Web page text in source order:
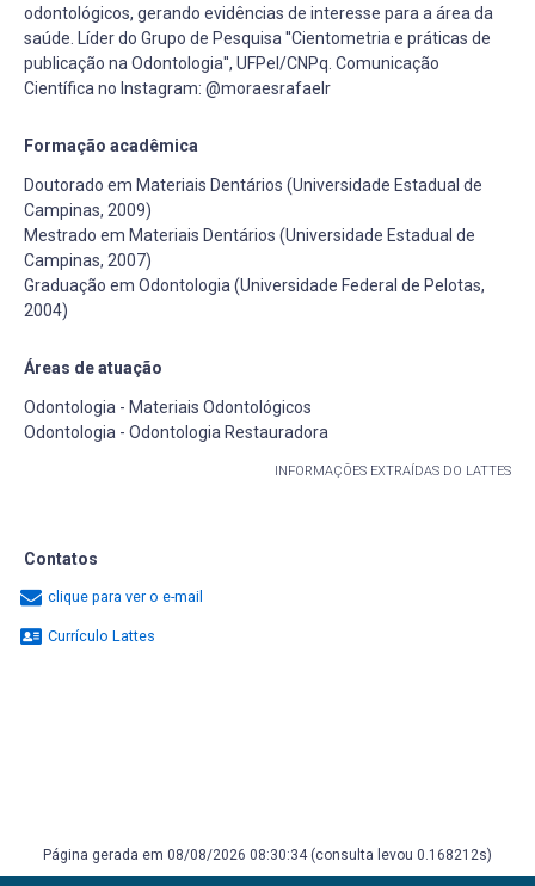
odontológicos, gerando evidências de interesse para a área da
saúde. Líder do Grupo de Pesquisa ''Cientometria e práticas de
publicação na Odontologia'', UFPel/CNPq. Comunicação
Científica no Instagram: @moraesrafaelr
Formação acadêmica
Doutorado em Materiais Dentários (Universidade Estadual de
Campinas, 2009)
Mestrado em Materiais Dentários (Universidade Estadual de
Campinas, 2007)
Graduação em Odontologia (Universidade Federal de Pelotas,
2004)
Áreas de atuação
Odontologia - Materiais Odontológicos
Odontologia - Odontologia Restauradora
INFORMAÇÕES EXTRAÍDAS DO LATTES
Contatos
clique para ver o e-mail
Currículo Lattes
Página gerada em 08/08/2026 08:30:34 (consulta levou 0.168212s)